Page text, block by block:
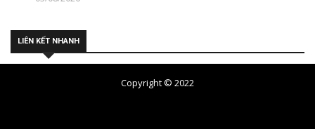
LIÊN KẾT NHANH
Copyright © 2022